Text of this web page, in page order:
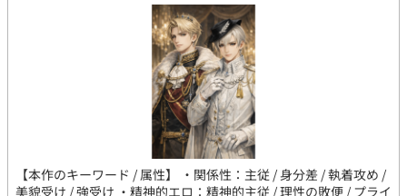
【本作のキーワード / 属性】 ・関係性：主従 / 身分差 / 執着攻め /
美貌受け / 強受け ・精神的エロ：精神的主従 / 理性の敗便 / プライ